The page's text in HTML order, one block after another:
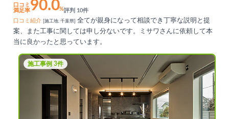
口コミ
満足率90.0%評判 10件
口コミ紹介
[施工地: 千葉県]
全てが親身になって相談でき丁寧な説明と提
案、また工事に関しては申し分ないです。ミサワさんに依頼して本
当に良かったと思っています。
施工事例 3件